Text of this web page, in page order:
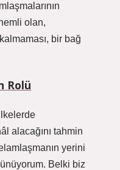
olan,
bir bağ
Rolü
alacağını tahmin
yerini
Belki biz